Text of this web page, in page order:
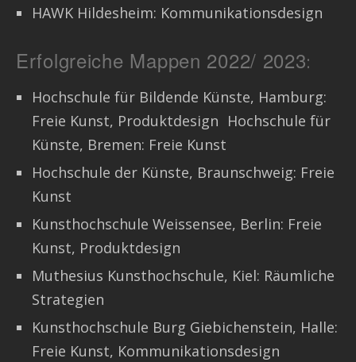
HAWK Hildesheim: Kommunikationsdesign
Erfolgreiche Mappen 2022/ 2023:
Hochschule für Bildende Künste, Hamburg:
Freie Kunst, Produktdesign Hochschule für
Künste, Bremen: Freie Kunst
Hochschule der Künste, Braunschweig: Freie
Kunst
Kunsthochschule Weissensee, Berlin: Freie
Kunst, Produktdesign
Muthesius Kunsthochschule, Kiel: Räumliche
Strategien
Kunsthochschule Burg Giebichenstein, Halle:
Freie Kunst, Kommunikationsdesign